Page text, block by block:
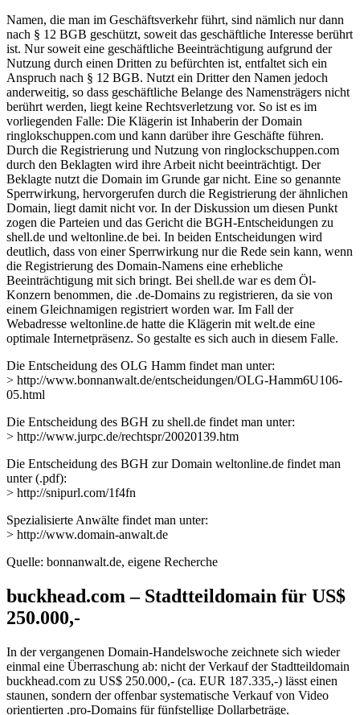
Namen, die man im Geschäftsverkehr führt, sind nämlich nur dann
nach § 12 BGB geschützt, soweit das geschäftliche Interesse berührt
ist. Nur soweit eine geschäftliche Beeinträchtigung aufgrund der
Nutzung durch einen Dritten zu befürchten ist, entfaltet sich ein
Anspruch nach § 12 BGB. Nutzt ein Dritter den Namen jedoch
anderweitig, so dass geschäftliche Belange des Namensträgers nicht
berührt werden, liegt keine Rechtsverletzung vor. So ist es im
vorliegenden Falle: Die Klägerin ist Inhaberin der Domain
ringlokschuppen.com und kann darüber ihre Geschäfte führen.
Durch die Registrierung und Nutzung von ringlockschuppen.com
durch den Beklagten wird ihre Arbeit nicht beeinträchtigt. Der
Beklagte nutzt die Domain im Grunde gar nicht. Eine so genannte
Sperrwirkung, hervorgerufen durch die Registrierung der ähnlichen
Domain, liegt damit nicht vor. In der Diskussion um diesen Punkt
zogen die Parteien und das Gericht die BGH-Entscheidungen zu
shell.de und weltonline.de bei. In beiden Entscheidungen wird
deutlich, dass von einer Sperrwirkung nur die Rede sein kann, wenn
die Registrierung des Domain-Namens eine erhebliche
Beeinträchtigung mit sich bringt. Bei shell.de war es dem Öl-
Konzern benommen, die .de-Domains zu registrieren, da sie von
einem Gleichnamigen registriert worden war. Im Fall der
Webadresse weltonline.de hatte die Klägerin mit welt.de eine
optimale Internetpräsenz. So gestalte es sich auch in diesem Falle.
Die Entscheidung des OLG Hamm findet man unter:
> http://www.bonnanwalt.de/entscheidungen/OLG-Hamm6U106-
05.html
Die Entscheidung des BGH zu shell.de findet man unter:
> http://www.jurpc.de/rechtspr/20020139.htm
Die Entscheidung des BGH zur Domain weltonline.de findet man
unter (.pdf):
> http://snipurl.com/1f4fn
Spezialisierte Anwälte findet man unter:
> http://www.domain-anwalt.de
Quelle: bonnanwalt.de, eigene Recherche
buckhead.com – Stadtteildomain für US$
250.000,-
In der vergangenen Domain-Handelswoche zeichnete sich wieder
einmal eine Überraschung ab: nicht der Verkauf der Stadtteildomain
buckhead.com zu US$ 250.000,- (ca. EUR 187.335,-) lässt einen
staunen, sondern der offenbar systematische Verkauf von Video
orientierten .pro-Domains für fünfstellige Dollarbeträge.